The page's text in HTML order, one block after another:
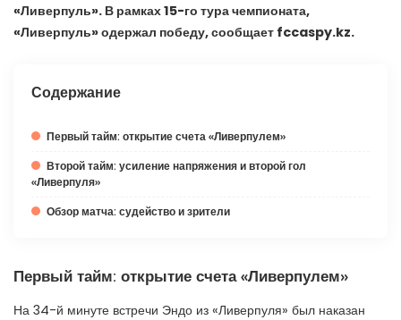
«Ливерпуль». В рамках 15-го тура чемпионата,
«Ливерпуль» одержал победу, сообщает fccaspy.kz.
Содержание
Первый тайм: открытие счета «Ливерпулем»
Второй тайм: усиление напряжения и второй гол
«Ливерпуля»
Обзор матча: судейство и зрители
Первый тайм: открытие счета «Ливерпулем»
На 34-й минуте встречи Эндо из «Ливерпуля» был наказан